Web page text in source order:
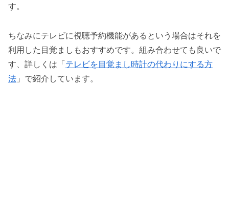
す。
ちなみにテレビに視聴予約機能があるという場合はそれを
利用した目覚ましもおすすめです。組み合わせても良いで
す、詳しくは「テレビを目覚まし時計の代わりにする方
法 」で紹介しています。